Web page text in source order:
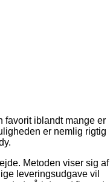
favorit iblandt mange er
er nemlig rigtig
Metoden viser sig af
leveringsudgave vil